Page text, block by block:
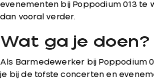
evenementen bij Poppodium 013 te
dan vooral verder.
Wat ga je doen?
Als Barmedewerker bij Poppodium
je bij de tofste concerten en